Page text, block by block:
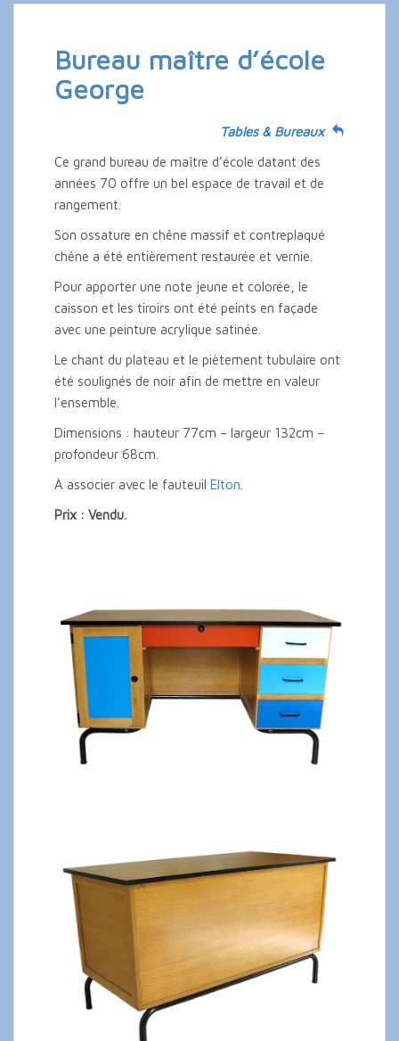
Bureau maître d’école
George
Tables & Bureaux
Ce grand bureau de maître d’école datant des
années 70 offre un bel espace de travail et de
rangement.
Son ossature en chêne massif et contreplaqué
chêne a été entièrement restaurée et vernie.
Pour apporter une note jeune et colorée, le
caisson et les tiroirs ont été peints en façade
avec une peinture acrylique satinée.
Le chant du plateau et le piètement tubulaire ont
été soulignés de noir afin de mettre en valeur
l’ensemble.
Dimensions : hauteur 77cm – largeur 132cm –
profondeur 68cm.
À associer avec le fauteuil Elton
Prix : Vendu.